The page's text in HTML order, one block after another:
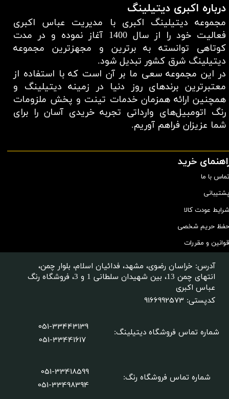
درباره اکبری دیتیلینگ
مجموعه دیتیلینگ اکبری با مدیریت عباس اکبری
فعالیت خود را از سال 1400 آغاز نموده و در مدت
کوتاهی توانسته به برترین و مجهزترین مجموعه
دیتیلینگ شرق کشور تبدیل شود.
در این مجموعه سعی ما بر آن است که با استفاده از
معتبر‌ترین برند‌های روز دنیا در زمینه دیتیلینگ و
همچنین ارائه همزمان خدمات تینت و پخش ملزومات
رنگ اتومبیل‌های وارداتی تجربه خریدی آسان را برای
شما عزیزان فراهم آوریم.​​​​​​​
خرید
تماس با ما
پشتیبانی
شرایط عودت کالا
حفظ حریم شخصی
قوانین و مقررات
شماره تماس فروشگاه دیتیلینگ:
051-33443139
051-33441617
آدرس: خراسان رضوی، مشهد، فدائیان اسلام، بلوار چمن،
انتهای چمن 13، بین شهیدان سلطانی 1 و 3، فروشگاه رنگ
عباس اکبری
کدپستی: 9166992573
شماره تماس فروشگاه رنگ:
051-33418599
​​​​​​​051-33498394